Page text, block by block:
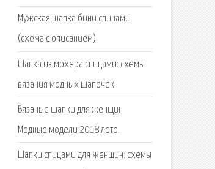
Мужская шапка бини спицами
(схема с описанием).
Шапка из мохера спицами: схемы
вязания модных шапочек.
Вязаные шапки для женщин
Модные модели 2018 лето.
Шапки спицами для женщин: схемы